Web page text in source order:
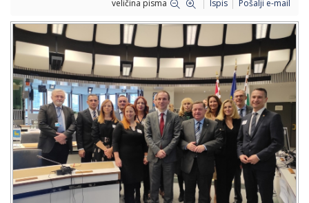
veličina pisma Ispis Pošalji e-mail